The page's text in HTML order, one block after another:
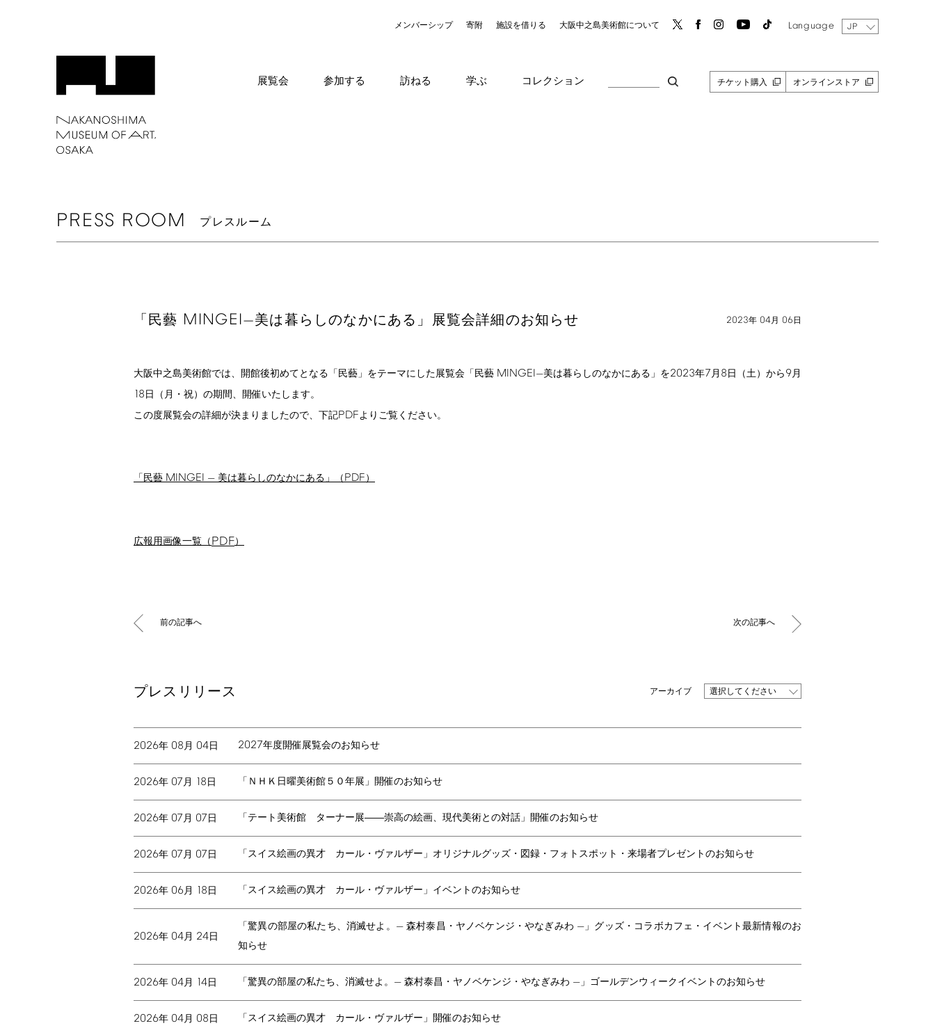
メンバーシップ 寄附 施設を借りる 大阪中之島美術館について Language JP
展覧会 参加する 訪ねる 学ぶ コレクション チケット購入 オンラインストア
PRESS ROOM プレスルーム
「民藝 MINGEI—美は暮らしのなかにある」展覧会詳細のお知らせ 2023年 04月 06 日
大阪中之島美術館では、開館後初めてとなる「民藝」をテーマにした展覧会「民藝 MINGEI—美は暮らしのなかにある」を2023年7月 8 日（土）から9月
18 日（月・祝）の期間、開催いたします。
この度展覧会の詳細が決まりましたので、下記PDFよりご覧ください。
「民藝 MINGEI — 美は暮らしのなかにある」（PDF）
広報用画像一覧（PDF）
前の記事へ 次の記事へ
プレスリリース 選択してください
2026年 08月 04日 2027年度開催展覧会のお知らせ
2026年 07月 18日 「ＮＨＫ日曜美術館５０年展」開催のお知らせ
2026年 07月 07日 「テート美術館 ターナー展――崇高の絵画、現代美術との対話」開催のお知らせ
2026年 07月 07日 「スイス絵画の異才 カール・ヴァルザー」オリジナルグッズ・図録・フォトスポット・来場者プレゼントのお知らせ
2026年 06月 18日 「スイス絵画の異才 カール・ヴァルザー」イベントのお知らせ
2026年 04月 24日
「驚異の部屋の私たち、消滅せよ。— 森村泰昌・ヤノベケンジ・やなぎみわ —」グッズ・コラボカフェ・イベント最新情報のお
知らせ
2026年 04月 14日 「驚異の部屋の私たち、消滅せよ。— 森村泰昌・ヤノベケンジ・やなぎみわ —」ゴールデンウィークイベントのお知らせ
2026年 04月 08日 「スイス絵画の異才 カール・ヴァルザー」開催のお知らせ